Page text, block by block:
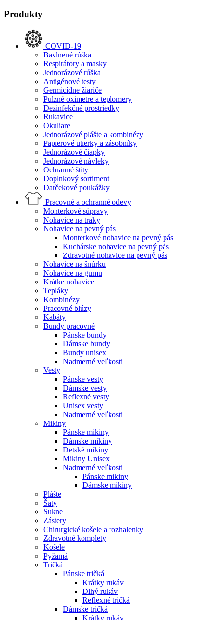
Produkty
COVID-19
Bavlnené rúška
Respirátory a masky
Jednorázové rúška
Antigénové testy
Germicídne žiariče
Pulzné oximetre a teplomery
Dezinfekčné prostriedky
Rukavice
Okuliare
Jednorázové plášte a kombinézy
Papierové utierky a zásobníky
Jednorázové čiapky
Jednorázové návleky
Ochranné štíty
Doplnkový sortiment
Darčekové poukážky
Pracovné a ochranné odevy
Monterkové súpravy
Nohavice na traky
Nohavice na pevný pás
Monterkové nohavice na pevný pás
Kuchárske nohavice na pevný pás
Zdravotné nohavice na pevný pás
Nohavice na šnúrku
Nohavice na gumu
Krátke nohavice
Tepláky
Kombinézy
Pracovné blúzy
Kabáty
Bundy pracovné
Pánske bundy
Dámske bundy
Bundy unisex
Nadmerné veľkosti
Vesty
Pánske vesty
Dámske vesty
Reflexné vesty
Unisex vesty
Nadmerné veľkosti
Mikiny
Pánske mikiny
Dámske mikiny
Detské mikiny
Mikiny Unisex
Nadmerné veľkosti
Pánske mikiny
Dámske mikiny
Plášte
Šaty
Sukne
Zástery
Chirurgické košele a rozhalenky
Zdravotné komplety
Košele
Pyžamá
Tričká
Pánske tričká
Krátky rukáv
Dlhý rukáv
Reflexné tričká
Dámske tričká
Krátky rukáv